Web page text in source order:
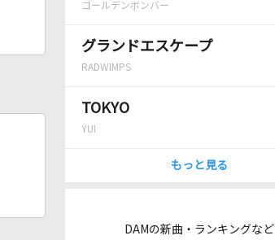
ゴールデンボンバー
グランドエスケープ
RADWIMPS
TOKYO
YUI
もっと見る
DAMの新曲・ランキングなど